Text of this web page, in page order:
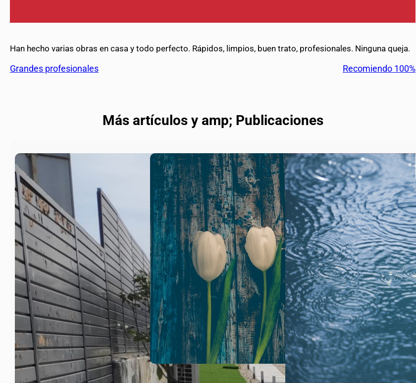
Han hecho varias obras en casa y todo perfecto. Rápidos, limpios, buen trato, profesionales. Ninguna queja.
Grandes profesionales Recomiendo 100%
Más artículos y amp; Publicaciones